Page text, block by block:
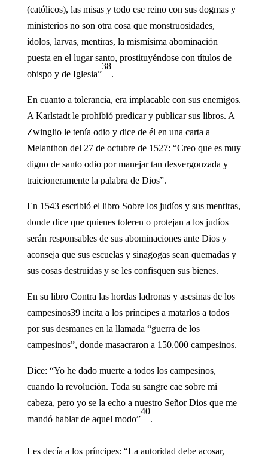
(católicos), las misas y todo ese reino con sus dogmas y
ministerios no son otra cosa que monstruosidades,
ídolos, larvas, mentiras, la mismísima abominación
puesta en el lugar santo, prostituyéndose con títulos de
obispo y de Iglesia”
38
.
En cuanto a tolerancia, era implacable con sus enemigos.
A Karlstadt le prohibió predicar y publicar sus libros. A
Zwinglio le tenía odio y dice de él en una carta a
Melanthon del 27 de octubre de 1527: “Creo que es muy
digno de santo odio por manejar tan desvergonzada y
traicioneramente la palabra de Dios”.
En 1543 escribió el libro Sobre los judíos y sus mentiras,
donde dice que quienes toleren o protejan a los judíos
serán responsables de sus abominaciones ante Dios y
aconseja que sus escuelas y sinagogas sean quemadas y
sus cosas destruidas y se les confisquen sus bienes.
En su libro Contra las hordas ladronas y asesinas de los
campesinos39 incita a los príncipes a matarlos a todos
por sus desmanes en la llamada “guerra de los
campesinos”, donde masacraron a 150.000 campesinos.
Dice: “Yo he dado muerte a todos los campesinos,
cuando la revolución. Toda su sangre cae sobre mi
cabeza, pero yo se la echo a nuestro Señor Dios que me
mandó hablar de aquel modo”
40
.
Les decía a los príncipes: “La autoridad debe acosar,